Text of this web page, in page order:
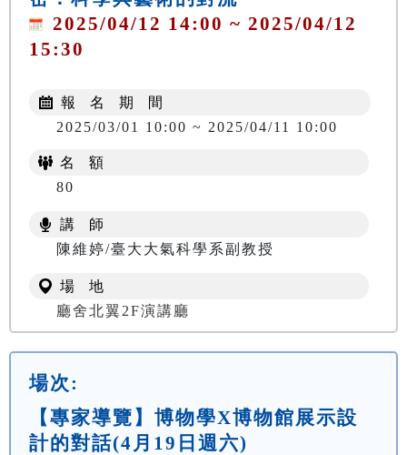
2025/04/12 14:00 ~ 2025/04/12
15:30
報 名 期 間
2025/03/01 10:00 ~ 2025/04/11 10:00
名 額
80
講 師
陳維婷/臺大大氣科學系副教授
場 地
廳舍北翼2F演講廳
場次:
【專家導覽】博物學X博物館展示設
計的對話(4月19日週六)